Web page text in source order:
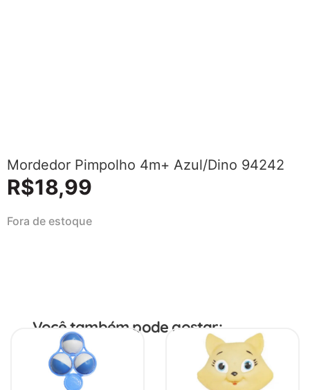
Mordedor Pimpolho 4m+ Azul/Dino 94242
R$18,99
Fora de estoque
Você também pode gostar: